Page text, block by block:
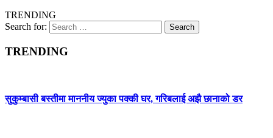
TRENDING
Search for:
TRENDING
सुकुम्बासी बस्तीमा माननीय ज्युका पक्की घर, गरिबलाई अझै छानाको डर